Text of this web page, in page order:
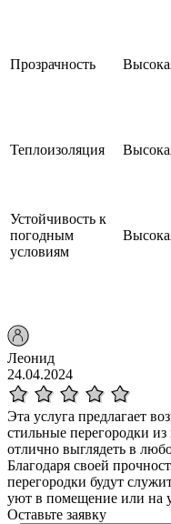
Прозрачность
Теплоизоляция
Устойчивость к
погодным
условиям
Леонид
24.04.2024
Эта услуга предлагает
стильные перегородки
отлично выглядеть в
Благодаря своей
перегородки будут
уют в помещение или на
Оставьте заявку